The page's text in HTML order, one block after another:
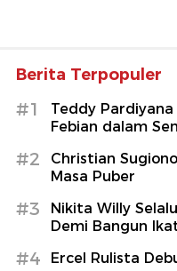
Berita Terpopuler
#1
Teddy Pardiyana
Febian dalam
#2
Christian
Masa Puber
#3
Nikita Willy
Demi Bangun
#4 Ercel Rulista